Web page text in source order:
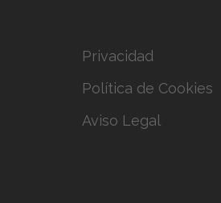
Privacidad
Política de Cookies
Aviso Legal